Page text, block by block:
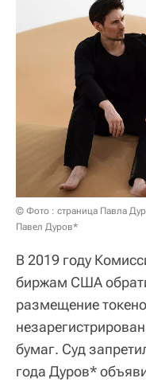
© Фото : страница Павла
Павел Дуров*
В 2019 году
биржам США
размещение
бумаг. Суд
года Дуров*